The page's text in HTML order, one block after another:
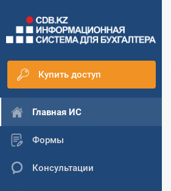
Купить доступ
Главная ИС
Формы
Консультации